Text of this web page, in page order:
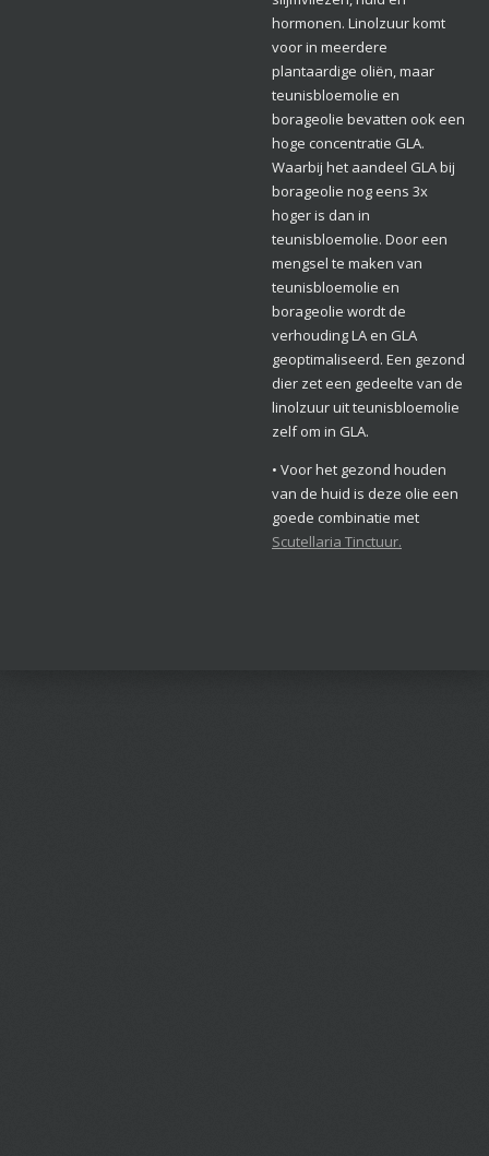
hormonen. Linolzuur komt
voor in meerdere
plantaardige oliën, maar
teunisbloemolie en
borageolie bevatten ook een
hoge concentratie GLA.
Waarbij het aandeel GLA bij
borageolie nog eens 3x
hoger is dan in
teunisbloemolie. Door een
mengsel te maken van
teunisbloemolie en
borageolie wordt de
verhouding LA en GLA
geoptimaliseerd. Een gezond
dier zet een gedeelte van de
linolzuur uit teunisbloemolie
zelf om in GLA.
• Voor het gezond houden
van de huid is deze olie een
goede combinatie met
Scutellaria Tinctuur.